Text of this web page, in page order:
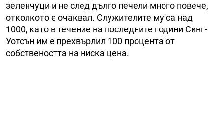
зеленчуци и не след дълго печели много повече,
отколкото е очаквал. Служителите му са над
1000, като в течение на последните години Синг-
Уотсън им е прехвърлил 100 процента от
собствеността на ниска цена.